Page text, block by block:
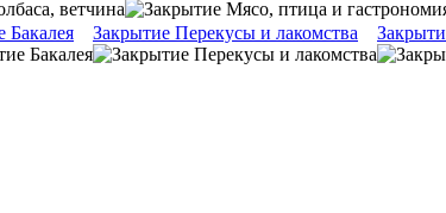
Бакалея Закрытие Перекусы и лакомства